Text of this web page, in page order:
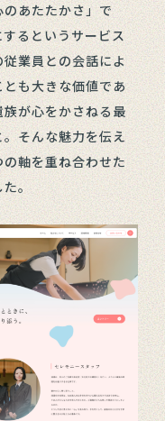
あたたかさ」で
るというサービス
業員との会話によ
も大きな価値であ
が心をかさねる最
そんな魅力を伝え
軸を重ね合わせた
。